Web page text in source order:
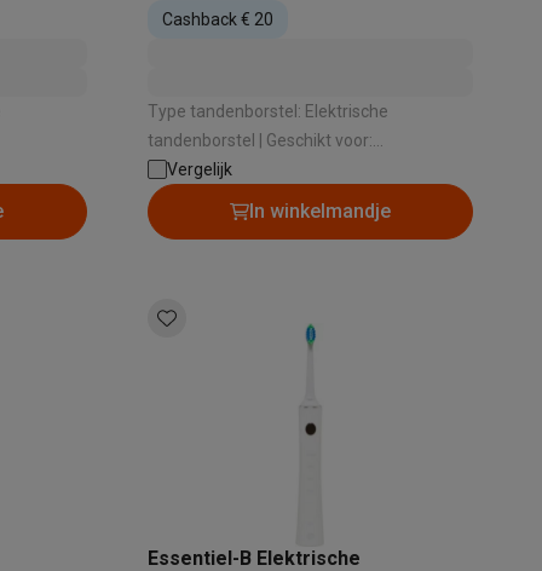
,
tanden
Cashback € 20
Type tandenborstel: Elektrische
tandenborstel | Geschikt voor:
Volwassenen | Aantal poetsstanden: 3 |
Type poetsstanden: Dagelijkse reiniging ,
Gevoelige tanden , Whitening |
Vergelijk
In winkelmandje
Essentiel-B Elektrische